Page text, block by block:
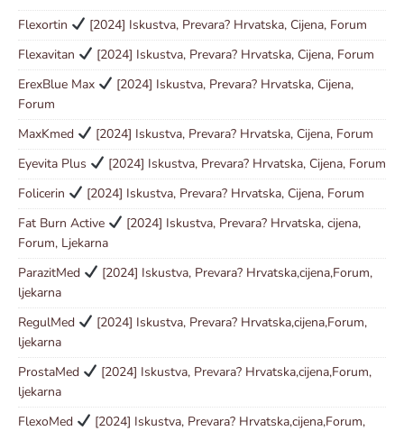
Flexortin
[2024] Iskustva, Prevara? Hrvatska, Cijena, Forum
Flexavitan
[2024] Iskustva, Prevara? Hrvatska, Cijena, Forum
ErexBlue Max
[2024] Iskustva, Prevara? Hrvatska, Cijena,
Forum
MaxKmed
[2024] Iskustva, Prevara? Hrvatska, Cijena, Forum
Eyevita Plus
[2024] Iskustva, Prevara? Hrvatska, Cijena, Forum
Folicerin
[2024] Iskustva, Prevara? Hrvatska, Cijena, Forum
Fat Burn Active
[2024] Iskustva, Prevara? Hrvatska, cijena,
Forum, Ljekarna
ParazitMed
[2024] Iskustva, Prevara? Hrvatska,cijena,Forum,
ljekarna
RegulMed
[2024] Iskustva, Prevara? Hrvatska,cijena,Forum,
ljekarna
ProstaMed
[2024] Iskustva, Prevara? Hrvatska,cijena,Forum,
ljekarna
FlexoMed
[2024] Iskustva, Prevara? Hrvatska,cijena,Forum,